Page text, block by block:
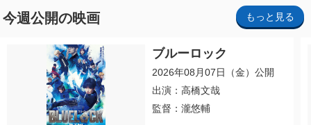
今週公開の映画 もっと見る
ブルーロック
2026年08月07日（金）公開
出演：高橋文哉
監督：瀧悠輔